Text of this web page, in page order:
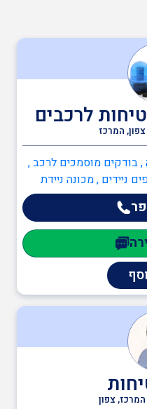
לרכבים
המרכז
, בודקים מוסמכים לרכב ,
ניידים , מכונה ניידת
צפון